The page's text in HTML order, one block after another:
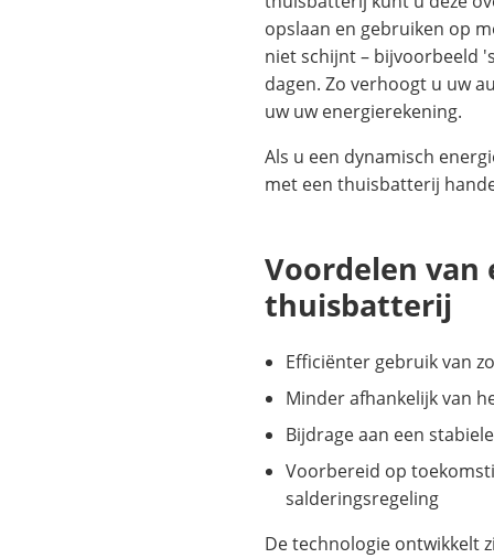
opslaan en gebruiken op
niet schijnt – bijvoorbeeld
dagen. Zo verhoogt u uw
uw uw energierekening.
Als u een dynamisch
met een thuisbatterij
Voordelen van
thuisbatterij
Efficiënter gebruik van
Minder afhankelijk van
Bijdrage aan een
Voorbereid op
salderingsregeling
De technologie ontwikkelt